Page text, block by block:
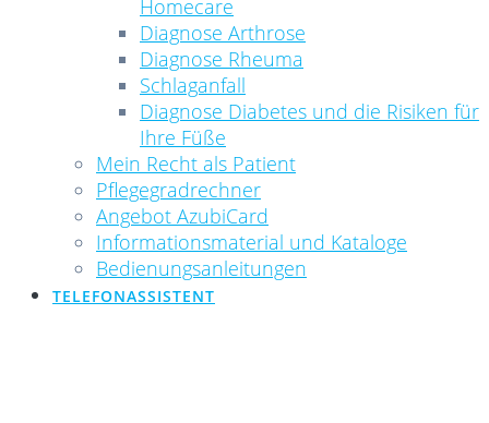
Homecare
Diagnose Arthrose
Diagnose Rheuma
Schlaganfall
Diagnose Diabetes und die Risiken für
Ihre Füße
Mein Recht als Patient
Pflegegradrechner
Angebot AzubiCard
Informationsmaterial und Kataloge
Bedienungsanleitungen
TELEFONASSISTENT